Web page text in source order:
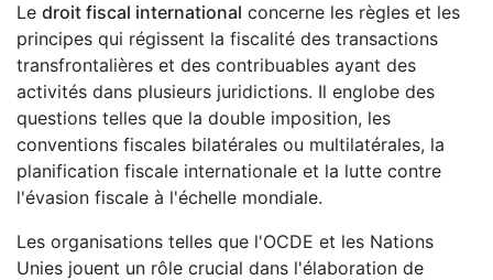
Le droit fiscal international concerne les règles et les
principes qui régissent la fiscalité des transactions
transfrontalières et des contribuables ayant des
activités dans plusieurs juridictions. Il englobe des
questions telles que la double imposition, les
conventions fiscales bilatérales ou multilatérales, la
planification fiscale internationale et la lutte contre
l'évasion fiscale à l'échelle mondiale.
Les organisations telles que l'OCDE et les Nations
Unies jouent un rôle crucial dans l'élaboration de